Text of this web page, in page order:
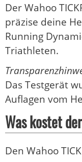
Der Wahoo
präzise deine
Running
Triathleten.
Das Testgerät
Auflagen vom
Was kostet
Den Wahoo